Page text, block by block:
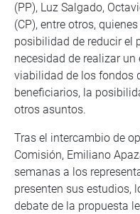
(PP), Luz Salgado,
(CP), entre otros,
posibilidad de reducir el
necesidad de realizar
viabilidad de los fondos
beneficiarios, la
otros asuntos.
Tras el intercambio de
Comisión, Emiliano
semanas a los
presenten sus estudios,
debate de la propuesta